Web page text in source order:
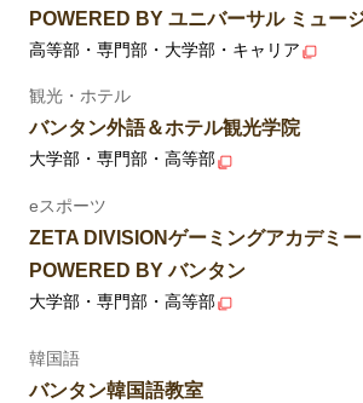
POWERED BY ユニバーサル ミュー
高等部・専門部・大学部・キャリア
観光・ホテル
バンタン外語＆ホテル観光学院
大学部・専門部・高等部
eスポーツ
ZETA DIVISIONゲーミングアカデミー
POWERED BY バンタン
大学部・専門部・高等部
韓国語
バンタン韓国語教室